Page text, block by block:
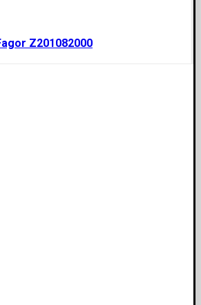
Z201082000